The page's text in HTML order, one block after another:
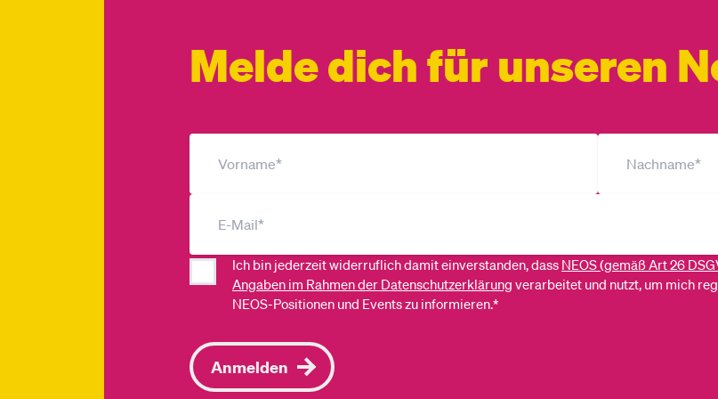
Melde dich für unseren
Ich bin jederzeit widerruflich damit einverstanden, dass NEOS (gemäß Art 26
Angaben im Rahmen der Datenschutzerklärung verarbeitet und nutzt, um mich
NEOS-Positionen und Events zu informieren.*
Anmelden